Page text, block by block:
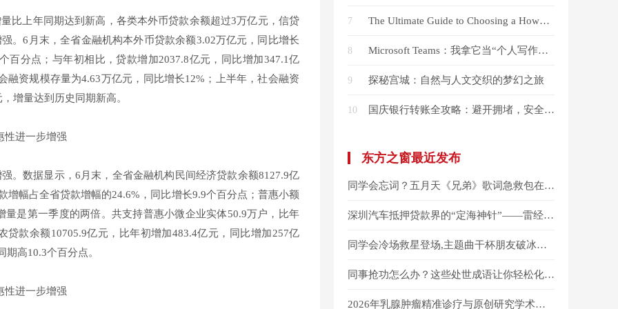
比上年同期达到新高，各类本外币贷款余额超过3万亿元，信贷
。6月末，全省金融机构本外币贷款余额3.02万亿元，同比增长
百分点；与年初相比，贷款增加2037.8亿元，同比增加347.1亿
资规模存量为4.63万亿元，同比增长12%；上半年，社会融资
增量达到历史同期新高。
。数据显示，6月末，全省金融机构民间经济贷款余额8127.9亿
增幅占全省贷款增幅的24.6%，同比增长9.9个百分点；普惠小额
是第一季度的两倍。共支持普惠小微企业实体50.9万户，比年
款余额10705.9亿元，比年初增加483.4亿元，同比增加257亿
高10.3个百分点。
7 The Ultimate Guide to Choosing a Howo Truck Mounted Crane
8 Microsoft Teams：我拿它当“个人写作中心”，这效率提升太明显了
9 探秘宫城：自然与人文交织的梦幻之旅
10 国庆银行转账全攻略：避开拥堵，安全到账
东方之窗最近发布
同学会忘词？五月天《兄弟》歌词急救包在此！
深圳汽车抵押贷款界的“定海神针”——雷经理的专业与担当
同学会冷场救星登场,主题曲干杯朋友破冰全攻略
同事抢功怎么办？这些处世成语让你轻松化解！
2026年乳腺肿瘤精准诊疗与原创研究学术年会暨“她力量”乳腺肿瘤学组会议圆